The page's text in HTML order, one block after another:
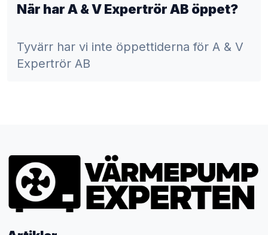
När har A & V Expertrör AB öppet?
Tyvärr har vi inte öppettiderna för A & V
Expertrör AB